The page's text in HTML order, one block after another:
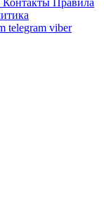
Контакты Правила
telegram viber